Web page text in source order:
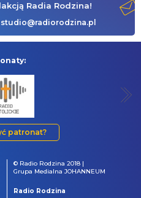
Radia Rodzina!
studio@radiorodzina.pl
patronat?
© Radio Rodzina 2018 |
Grupa Medialna JOHANNEUM
Radio Rodzina